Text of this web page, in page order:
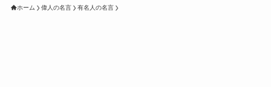
ホーム 偉人の名言 有名人の名言